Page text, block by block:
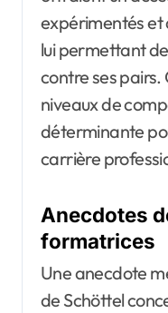
expérimentés et
lui permettant
contre ses
niveaux de
déterminante
carrière
Anecdotes
formatrices
Une anecdote
de Schöttel